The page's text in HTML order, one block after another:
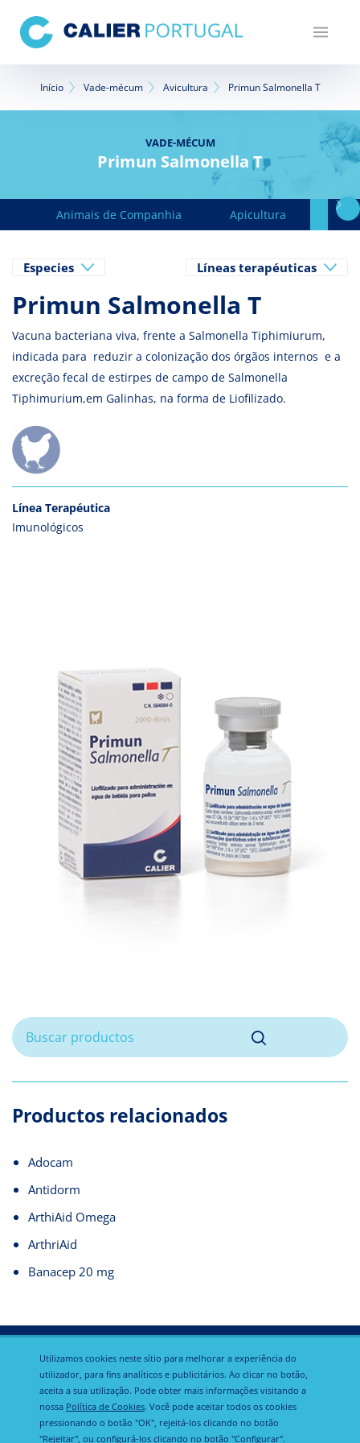
para
conteúdo
principalNavegação
estrutural
Início Vade-mécum Avicultura Primun Salmonella T
VADE-MÉCUM
Primun Salmonella T
Animais de Companhia Apicultura
Especies Líneas terapéuticas
Primun Salmonella T
Vacuna bacteriana viva, frente a Salmonella Tiphimiurum,
indicada para reduzir a colonização dos órgãos internos e a
excreção fecal de estirpes de campo de Salmonella
Tiphimurium,em Galinhas, na forma de Liofilizado.
Línea Terapéutica
Imunológicos
Productos relacionados
Adocam
Antidorm
ArthiAid Omega
ArthriAid
Banacep 20 mg
Calier Global Aviso legal
Política de
privacidade
Utilizamos cookies neste sítio para melhorar a experiência do
utilizador, para fins analíticos e publicitários. Ao clicar no botão,
aceita a sua utilização. Pode obter mais informações visitando a
nossa Política de Cookies. Você pode aceitar todos os cookies
pressionando o botão "OK", rejeitá-los clicando no botão
"Rejeitar", ou configurá-los clicando no botão "Configurar".